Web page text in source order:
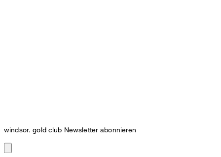
windsor. gold club Newsletter abonnieren